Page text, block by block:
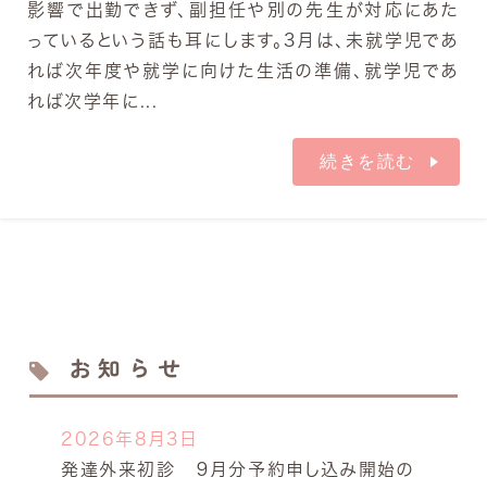
影響で出勤できず、副担任や別の先生が対応にあた
っているという話も耳にします。3月は、未就学児であ
れば次年度や就学に向けた生活の準備、就学児であ
れば次学年に...
続きを読む
お知らせ
2026年8月3日
発達外来初診 ９月分予約申し込み開始の